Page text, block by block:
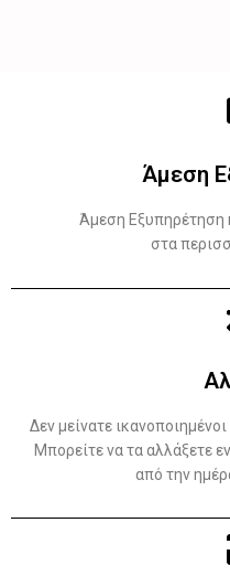
Άμεση
Άμεση Εξυπηρέτηση
στα
Δεν μείνατε
Μπορείτε να τα αλλάξετε
από την